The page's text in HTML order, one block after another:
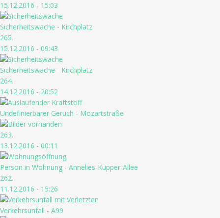
15.12.2016 - 15:03
Sicherheitswache - Kirchplatz
265.
15.12.2016 - 09:43
Sicherheitswache - Kirchplatz
264.
14.12.2016 - 20:52
Undefinierbarer Geruch - Mozartstraße
263.
13.12.2016 - 00:11
Person in Wohnung - Annelies-Kupper-Allee
262.
11.12.2016 - 15:26
Verkehrsunfall - A99